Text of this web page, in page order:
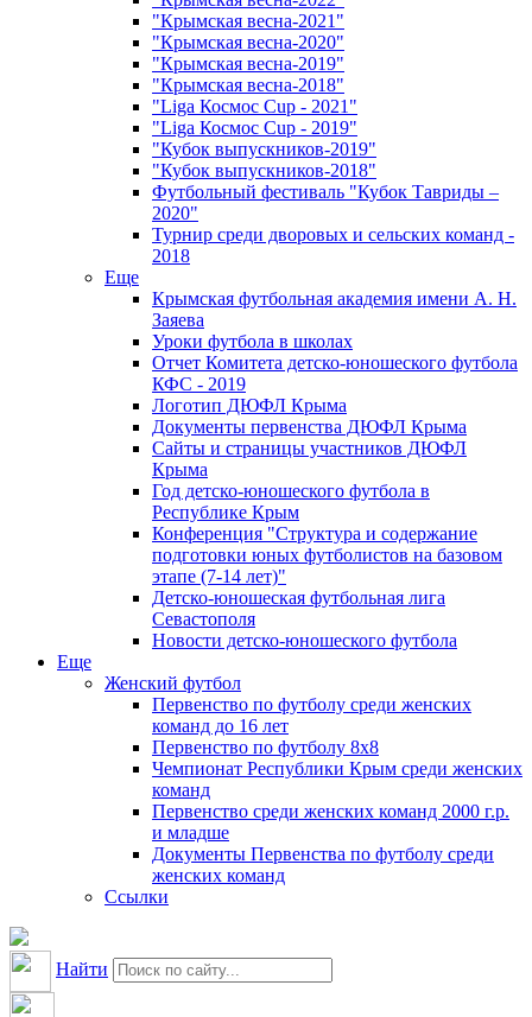
"Крымская весна-2021"
"Крымская весна-2020"
"Крымская весна-2019"
"Крымская весна-2018"
"Liga Космос Cup - 2021"
"Liga Космос Cup - 2019"
"Кубок выпускников-2019"
"Кубок выпускников-2018"
Футбольный фестиваль "Кубок Тавриды –
2020"
Турнир среди дворовых и сельских команд -
2018
Еще
Крымская футбольная академия имени А. Н.
Заяева
Уроки футбола в школах
Отчет Комитета детско-юношеского футбола
КФС - 2019
Логотип ДЮФЛ Крыма
Документы первенства ДЮФЛ Крыма
Сайты и страницы участников ДЮФЛ
Крыма
Год детско-юношеского футбола в
Республике Крым
Конференция "Структура и содержание
подготовки юных футболистов на базовом
этапе (7-14 лет)"
Детско-юношеская футбольная лига
Севастополя
Новости детско-юношеского футбола
Еще
Женский футбол
Первенство по футболу среди женских
команд до 16 лет
Первенство по футболу 8х8
Чемпионат Республики Крым среди женских
команд
Первенство среди женских команд 2000 г.р.
и младше
Документы Первенства по футболу среди
женских команд
Ссылки
Найти